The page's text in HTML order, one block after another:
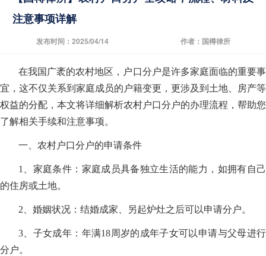
注意事项详解
发布时间：2025/04/14 作者：国樽律所
在我国广袤的农村地区，户口分户是许多家庭面临的重要事
宜，这不仅关系到家庭成员的户籍变更，更涉及到土地、房产等
权益的分配，本文将详细解析农村户口分户的办理流程，帮助您
了解相关手续和注意事项。
一、农村户口分户的申请条件
1、家庭条件：家庭成员具备独立生活的能力，如拥有自己
的住房或土地。
2、婚姻状况：结婚成家、另起炉灶之后可以申请分户。
3、子女成年：年满18周岁的成年子女可以申请与父母进行
分户。